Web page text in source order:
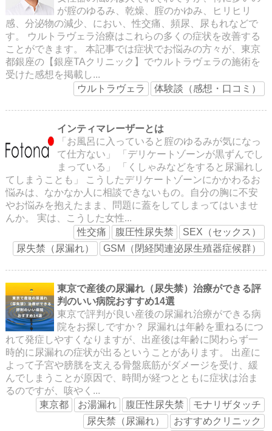
が腟のゆるみ、乾燥、腟のかゆみ、ヒリヒリ
感、分泌物の減少、におい、性交痛、頻尿、尿もれなどで
す。 ウルトラヴェラ治療はこれらの多くの症状を改善する
ことができます。 本記事では症状でお悩みの方々が、東京
都銀座の【銀座TAクリニック】でウルトラヴェラの施術を
受けた感想を掲載し...
ウルトラヴェラ
体験談（感想・口コミ）
インティマレーザーとは
「お風呂に入っていると腟のゆるみが気になっ
て仕方ない」 「デリケートゾーンが黒ずんでし
まっている」 「くしゃみなどをすると尿漏れし
てしまうことも」 こうしたデリケートゾーンにかかわるお
悩みは、なかなか人に相談できないもの。自分の胸に不安
やお悩みを抱えたまま、問題に蓋をしてしまってはいませ
んか。 実は、こうした女性...
性交痛
腹圧性尿失禁
SEX（セックス）
尿失禁（尿漏れ）
GSM（閉経関連泌尿生殖器症候群）
東京で産後の尿漏れ（尿失禁）治療ができる評
判のいい病院おすすめ14選
東京で評判が良い産後の尿漏れ治療ができる病
院をお探しですか？ 尿漏れは年齢を重ねるにつ
れて発症しやすくなりますが、出産後は年齢に関わらず一
時的に尿漏れの症状が出るということがあります。 出産に
よって子宮や膀胱を支える骨盤底筋がダメージを受け、緩
んでしまうことが原因で、時間が経つとともに症状は治ま
るのですが、咳やく...
東京都
お湯漏れ 腹圧性尿失禁
モナリザタッチ
尿失禁（尿漏れ）
おすすめクリニック